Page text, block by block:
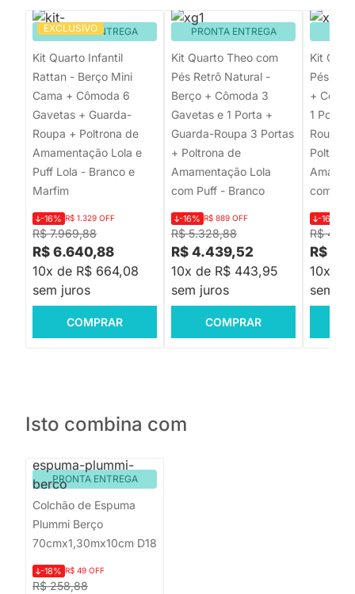
EXCLUSIVO
PRONTA ENTREGA
Kit Quarto Infantil
Rattan - Berço Mini
Cama + Cômoda 6
Gavetas + Guarda-
Roupa + Poltrona de
Amamentação Lola e
Puff Lola - Branco e
Marfim
R$ 7.969,88
-16% R$ 1.329 OFF
R$ 6.640,88
10x de R$ 664,08
sem juros
COMPRAR
PRONTA ENTREGA
Kit Quarto Theo com
Pés Retrô Natural -
Berço + Cômoda 3
Gavetas e 1 Porta +
Guarda-Roupa 3 Portas
+ Poltrona de
Amamentação Lola
com Puff - Branco
R$ 5.328,88
-16% R$ 889 OFF
R$ 4.439,52
10x de R$ 443,95
sem juros
COMPRAR
Kit
Pés
+
1 Porta
Roupa
com
R$
-16%
R$
10x de
sem
Isto combina com
PRONTA ENTREGA
Colchão de Espuma
Plummi Berço
70cmx1,30mx10cm D18
R$ 258,88
-18% R$ 49 OFF